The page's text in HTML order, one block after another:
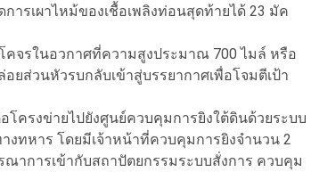
ารเผาไหม้ของเชื้อเพลิงท่อนสุดท้ายได้ 23 มัค
จรในอวกาศที่ความสูงประมาณ 700 ไมล์ หรือ
ยส่วนหัวรบกลับเข้าสู่บรรยากาศเพื่อโจมตีเป้า
โครงข่ายไปยังศูนย์ควบคุมการยิงใต้ดินด้วยระบบ
งทหาร โดยมีเจ้าหน้าที่ควบคุมการยิงจำนวน 2
าการเข้ากับสถาปัตยกรรมระบบสั่งการ ควบคุม